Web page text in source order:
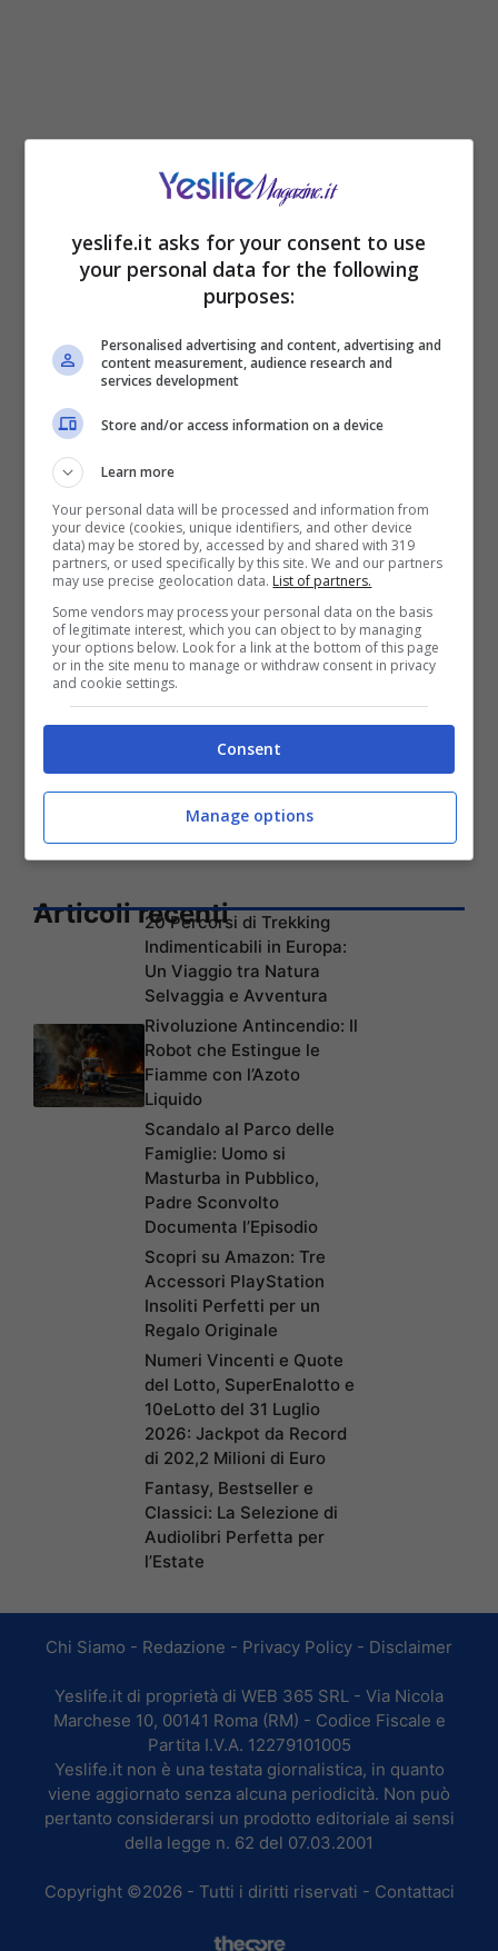
Articoli recenti20 Percorsi di Trekking
Indimenticabili in Europa:
Un Viaggio tra Natura
Selvaggia e Avventura
Rivoluzione Antincendio: Il
Robot che Estingue le
Fiamme con l’Azoto
Liquido
Scandalo al Parco delle
Famiglie: Uomo si
Masturba in Pubblico,
Padre Sconvolto
Documenta l’Episodio
Scopri su Amazon: Tre
Accessori PlayStation
Insoliti Perfetti per un
Regalo Originale
Numeri Vincenti e Quote
del Lotto, SuperEnalotto e
10eLotto del 31 Luglio
2026: Jackpot da Record
di 202,2 Milioni di Euro
Fantasy, Bestseller e
Classici: La Selezione di
Audiolibri Perfetta per
l’Estate
Chi Siamo - Redazione - Privacy Policy - Disclaimer
Yeslife.it di proprietà di WEB 365 SRL - Via Nicola
Marchese 10, 00141 Roma (RM) - Codice Fiscale e
Partita I.V.A. 12279101005
Yeslife.it non è una testata giornalistica, in quanto
viene aggiornato senza alcuna periodicità. Non può
pertanto considerarsi un prodotto editoriale ai sensi
della legge n. 62 del 07.03.2001
Copyright ©2026 - Tutti i diritti riservati - Contattaci
yeslife.it asks for your consent to use
your personal data for the following
purposes:
Personalised advertising and content, advertising and
content measurement, audience research and
services development
Store and/or access information on a device
Learn more
Your personal data will be processed and information from
your device (cookies, unique identifiers, and other device
data) may be stored by, accessed by and shared with 319
partners, or used specifically by this site. We and our partners
may use precise geolocation data. List of partners.
Some vendors may process your personal data on the basis
of legitimate interest, which you can object to by managing
your options below. Look for a link at the bottom of this page
or in the site menu to manage or withdraw consent in privacy
and cookie settings.
Consent
Manage options